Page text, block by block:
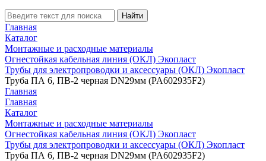
Найти
Главная
Каталог
Монтажные и расходные материалы
Огнестойкая кабельная линия (ОКЛ) Экопласт
Трубы для электропроводки и аксессуары (ОКЛ) Экопласт
Труба ПА 6, ПВ-2 черная DN29мм (PA602935F2)
Главная
Главная
Каталог
Монтажные и расходные материалы
Огнестойкая кабельная линия (ОКЛ) Экопласт
Трубы для электропроводки и аксессуары (ОКЛ) Экопласт
Труба ПА 6, ПВ-2 черная DN29мм (PA602935F2)